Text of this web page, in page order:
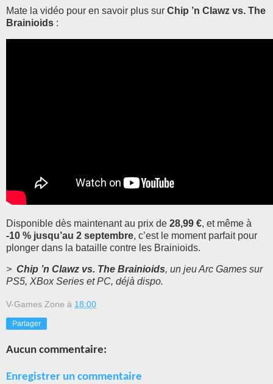
Mate la vidéo pour en savoir plus sur Chip ’n Clawz vs. The
Brainioids :
Disponible dès maintenant au prix de 28,99 €, et même à
-10 % jusqu’au 2 septembre, c’est le moment parfait pour
plonger dans la bataille contre les Brainioids.
> Chip ’n Clawz vs. The Brainioids, un jeu Arc Games sur
PS5, XBox Series et PC, déjà dispo.
V-Games Zone à 18:00
Partager
Aucun commentaire:
Enregistrer un commentaire